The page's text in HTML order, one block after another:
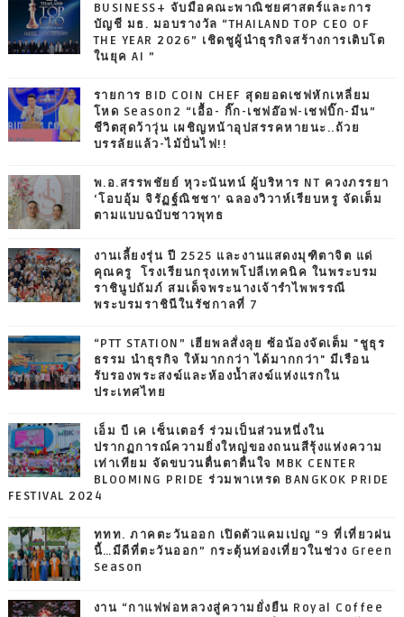
BUSINESS+ จับมือคณะพาณิชยศาสตร์และการ
บัญชี มธ. มอบรางวัล “THAILAND TOP CEO OF
THE YEAR 2026” เชิดชูผู้นำธุรกิจสร้างการเติบโต
ในยุค AI ”
รายการ BID COIN CHEF สุดยอดเชฟหักเหลี่ยม
โหด Season2 “เอื้อ- กิ๊ก-เชฟอ๊อฟ-เชฟบิ๊ก-มีน”
ชีวิตสุดว้าวุ่น เผชิญหน้าอุปสรรคหายนะ..ถ้วย
บรรลัยแล้ว-ไม้ปั่นไฟ!!
พ.อ.สรรพชัยย์ หุวะนันทน์ ผู้บริหาร NT ควงภรรยา
‘โอบอุ้ม จิรัฏฐ์ณิชชา’ ฉลองวิวาห์เรียบหรู จัดเต็ม
ตามแบบฉบับชาวพุทธ
งานเลี้ยงรุ่น ปี 2525 และงานแสดงมุฑิตาจิต แด่
คุณครู โรงเรียนกรุงเทพโปลีเทคนิค ในพระบรม
ราชินูปถัมภ์ สมเด็จพระนางเจ้ารำไพพรรณี
พระบรมราชินีในรัชกาลที่ 7
“PTT STATION” เฮียพลสั่งลุย ซ้อน้องจัดเต็ม "ชูธุร
ธรรม นำธุรกิจ ให้มากกว่า ได้มากกว่า" มีเรือน
รับรองพระสงฆ์และห้องน้ำสงฆ์แห่งแรกใน
ประเทศไทย
เอ็ม บี เค เซ็นเตอร์ ร่วมเป็นส่วนหนึ่งใน
ปรากฏการณ์ความยิ่งใหญ่ของถนนสีรุ้งแห่งความ
เท่าเทียม จัดขบวนตื่นตาตื่นใจ MBK CENTER
BLOOMING PRIDE ร่วมพาเหรด BANGKOK PRIDE
FESTIVAL 2024
ททท. ภาคตะวันออก เปิดตัวแคมเปญ “9 ที่เที่ยวฝน
นี้…มีดีที่ตะวันออก” กระตุ้นท่องเที่ยวในช่วง Green
Season
งาน “กาแฟพ่อหลวงสู่ความยั่งยืน Royal Coffee